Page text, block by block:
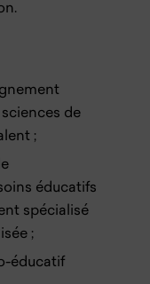
sciences de
;
éducatifs
spécialisé
;
éducatif